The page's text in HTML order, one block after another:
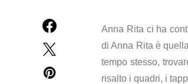
Anna Rita ci ha
di Anna Rita è
tempo stesso,
risalto i quadri, i